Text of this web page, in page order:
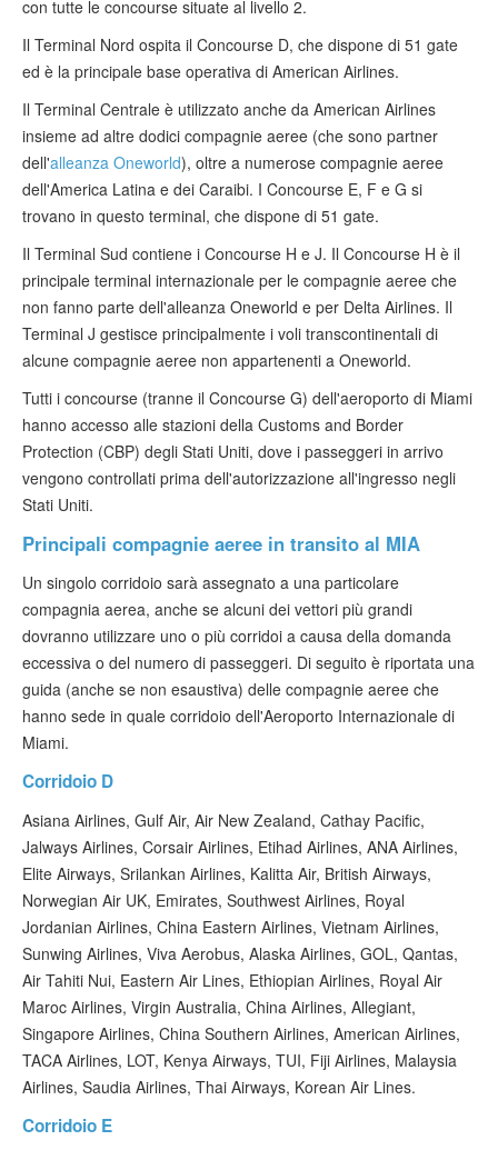
con tutte le concourse situate al livello 2.
Il Terminal Nord ospita il Concourse D, che dispone di 51 gate
ed è la principale base operativa di American Airlines.
Il Terminal Centrale è utilizzato anche da American Airlines
insieme ad altre dodici compagnie aeree (che sono partner
dell'alleanza Oneworld), oltre a numerose compagnie aeree
dell'America Latina e dei Caraibi. I Concourse E, F e G si
trovano in questo terminal, che dispone di 51 gate.
Il Terminal Sud contiene i Concourse H e J. Il Concourse H è il
principale terminal internazionale per le compagnie aeree che
non fanno parte dell'alleanza Oneworld e per Delta Airlines. Il
Terminal J gestisce principalmente i voli transcontinentali di
alcune compagnie aeree non appartenenti a Oneworld.
Tutti i concourse (tranne il Concourse G) dell'aeroporto di Miami
hanno accesso alle stazioni della Customs and Border
Protection (CBP) degli Stati Uniti, dove i passeggeri in arrivo
vengono controllati prima dell'autorizzazione all'ingresso negli
Stati Uniti.
Principali compagnie aeree in transito al MIA
Un singolo corridoio sarà assegnato a una particolare
compagnia aerea, anche se alcuni dei vettori più grandi
dovranno utilizzare uno o più corridoi a causa della domanda
eccessiva o del numero di passeggeri. Di seguito è riportata una
guida (anche se non esaustiva) delle compagnie aeree che
hanno sede in quale corridoio dell'Aeroporto Internazionale di
Miami.
Corridoio D
Asiana Airlines, Gulf Air, Air New Zealand, Cathay Pacific,
Jalways Airlines, Corsair Airlines, Etihad Airlines, ANA Airlines,
Elite Airways, Srilankan Airlines, Kalitta Air, British Airways,
Norwegian Air UK, Emirates, Southwest Airlines, Royal
Jordanian Airlines, China Eastern Airlines, Vietnam Airlines,
Sunwing Airlines, Viva Aerobus, Alaska Airlines, GOL, Qantas,
Air Tahiti Nui, Eastern Air Lines, Ethiopian Airlines, Royal Air
Maroc Airlines, Virgin Australia, China Airlines, Allegiant,
Singapore Airlines, China Southern Airlines, American Airlines,
TACA Airlines, LOT, Kenya Airways, TUI, Fiji Airlines, Malaysia
Airlines, Saudia Airlines, Thai Airways, Korean Air Lines.
Corridoio E